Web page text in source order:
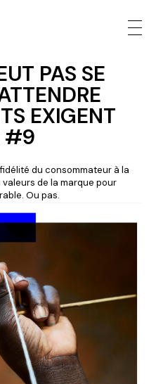
PAS SE
EXIGENT
#9
du consommateur à la
de la marque pour
Ou pas.